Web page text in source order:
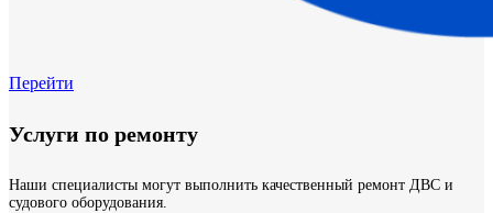
Перейти
Услуги по ремонту
Наши специалисты могут выполнить качественный ремонт ДВС и
судового оборудования.